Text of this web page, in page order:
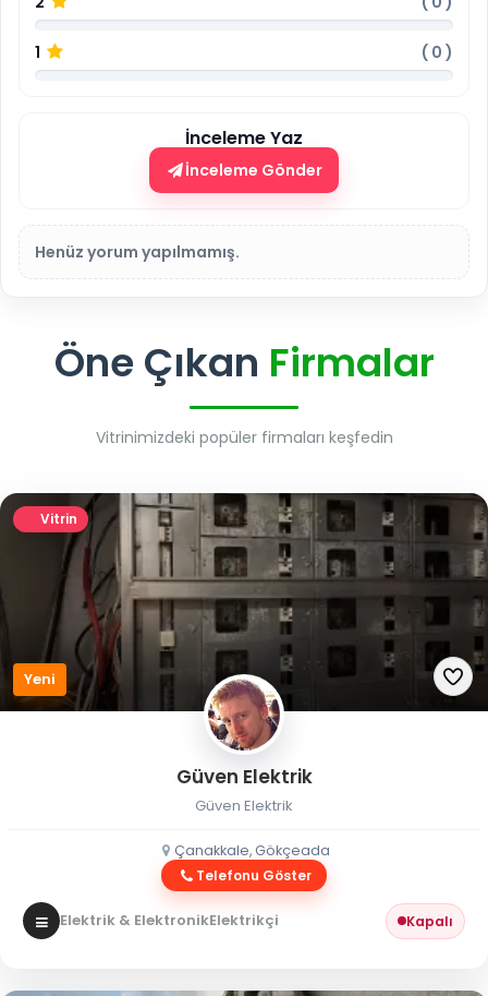
1 ( 0 )
İnceleme Yaz
İnceleme Gönder
Henüz yorum yapılmamış.
Öne Çıkan Firmalar
Vitrinimizdeki popüler firmaları keşfedin
Vitrin
Yeni
Güven Elektrik
Güven Elektrik
Çanakkale, Gökçeada
Telefonu Göster
Elektrik & ElektronikElektrikçi Kapalı